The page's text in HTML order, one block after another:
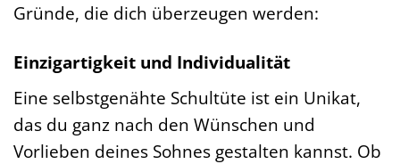
Gründe, die dich überzeugen werden:
Einzigartigkeit und Individualität
Eine selbstgenähte Schultüte ist ein Unikat,
das du ganz nach den Wünschen und
Vorlieben deines Sohnes gestalten kannst. Ob